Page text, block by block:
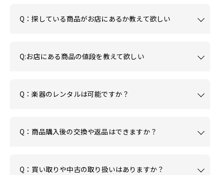
Q：探している商品がお店にあるか教えて欲しい
Q:お店にある商品の値段を教えて欲しい
Q：楽器のレンタルは可能ですか？
Q：商品購入後の交換や返品はできますか？
Q：買い取りや中古の取り扱いはありますか？